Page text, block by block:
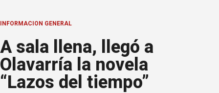
INFORMACION GENERAL
A sala llena, llegó a
Olavarría la novela
“Lazos del tiempo”